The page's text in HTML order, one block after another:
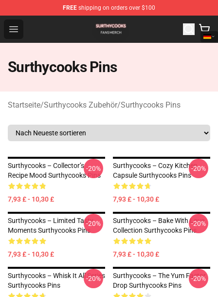
FREE shipping on orders over $100
Open menu
Surthycooks Shop - Official Surthycooks Merchandise
Surthycooks Pins
Startseite/Surthycooks Zubehör/Surthycooks Pins
Surthycooks – Collector’s
Recipe Mood Surthycooks Pins
7,93 £ - 10,30 £
-20%
Surthycooks – Cozy Kitchen
Capsule Surthycooks Pins
7,93 £ - 10,30 £
-20%
Surthycooks – Limited Tasty
Moments Surthycooks Pins
7,93 £ - 10,30 £
-20%
Surthycooks – Bake With Love
Collection Surthycooks Pins
7,93 £ - 10,30 £
-20%
Surthycooks – Whisk It All Series
Surthycooks Pins
-20%
Surthycooks – The Yum Factor
Drop Surthycooks Pins
-20%